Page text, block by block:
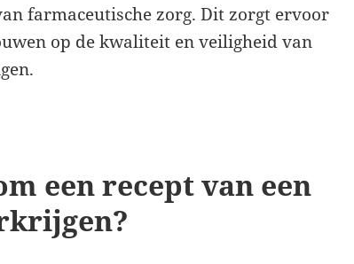
farmaceutische zorg. Dit zorgt ervoor
op de kwaliteit en veiligheid van
een recept van een